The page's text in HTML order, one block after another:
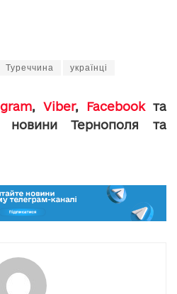
Туреччина українці
, Viber, Facebookта
новини Тернополя та